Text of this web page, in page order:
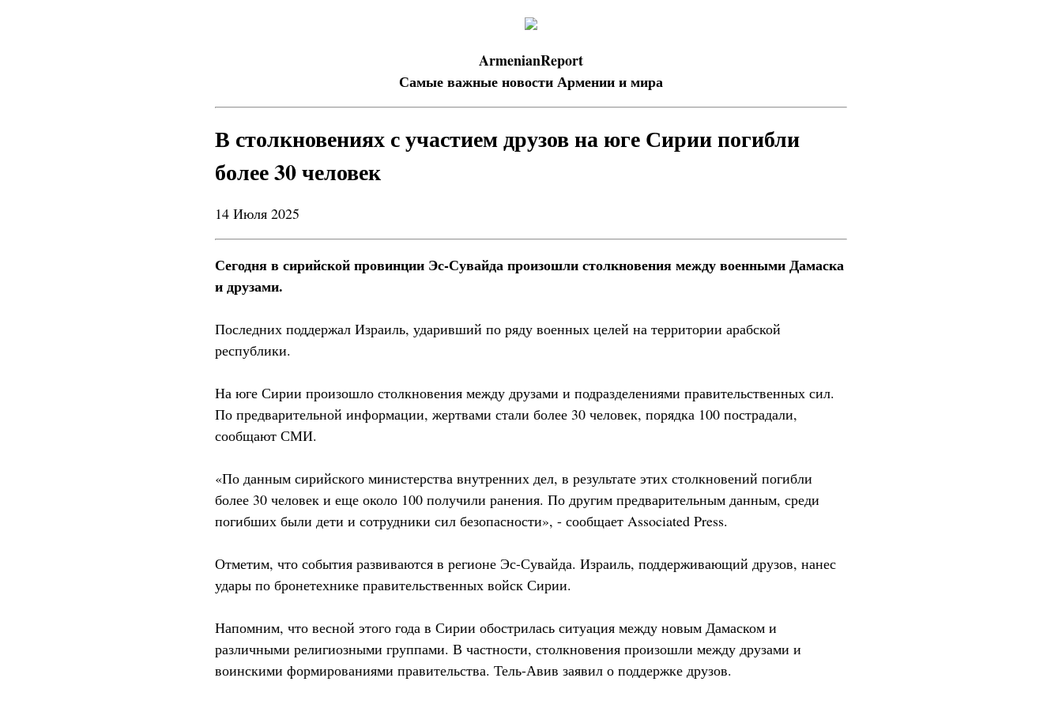
ArmenianReport
Самые важные новости Армении и мира
В столкновениях с участием друзов на юге Сирии погибли
более 30 человек
14 Июля 2025
Сегодня в сирийской провинции Эс-Сувайда произошли столкновения между военными Дамаска
и друзами.
Последних поддержал Израиль, ударивший по ряду военных целей на территории арабской
республики.
На юге Сирии произошло столкновения между друзами и подразделениями правительственных сил.
По предварительной информации, жертвами стали более 30 человек, порядка 100 пострадали,
сообщают СМИ.
«По данным сирийского министерства внутренних дел, в результате этих столкновений погибли
более 30 человек и еще около 100 получили ранения. По другим предварительным данным, среди
погибших были дети и сотрудники сил безопасности», - сообщает Associated Press.
Отметим, что события развиваются в регионе Эс-Сувайда. Израиль, поддерживающий друзов, нанес
удары по бронетехнике правительственных войск Сирии.
Напомним, что весной этого года в Сирии обострилась ситуация между новым Дамаском и
различными религиозными группами. В частности, столкновения произошли между друзами и
воинскими формированиями правительства. Тель-Авив заявил о поддержке друзов.